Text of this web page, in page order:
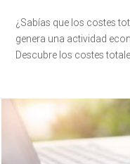
¿Sabías que los costes
genera una actividad
Descubre los costes